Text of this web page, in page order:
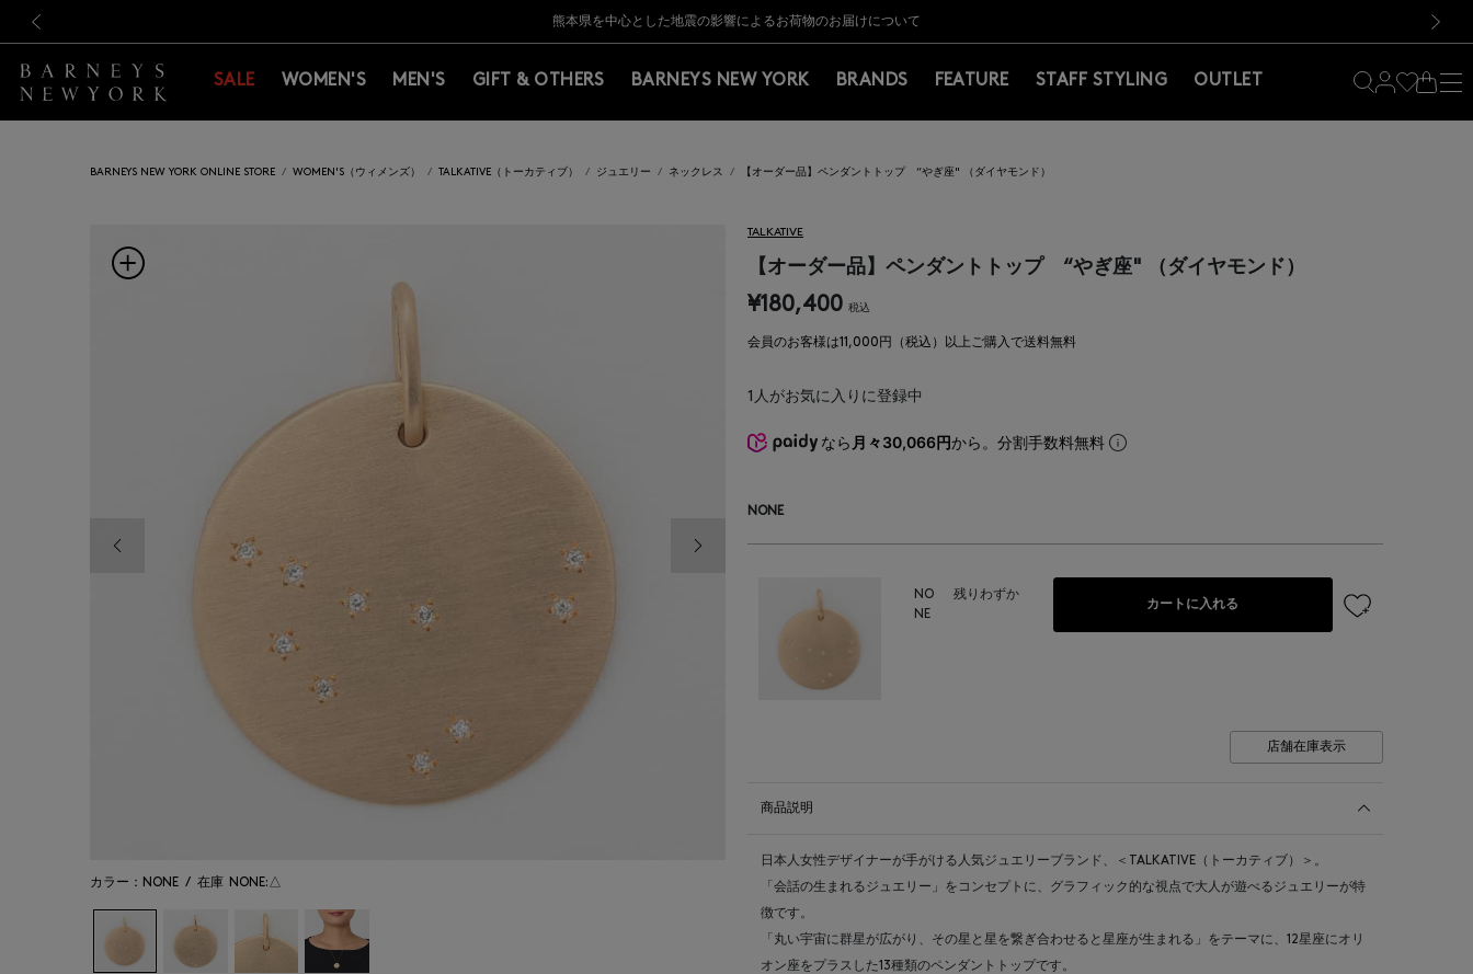
新規登録のお客様も対象！＜MY BARNEYS＞会員のお客様は11,000円（税込）以上のお買上げで常時送料無料！お買い物の際は会員登録を！
【夏季休業に伴う返品・交換承り一時停止のお知らせ】（2026.8.5）
熊本県を中心とした地震の影響によるお荷物のお届けについて
【開催中】SUMMER SALEのご案内・ご注意事項
新規登録のお客様も対象！＜MY BARNEYS＞会員のお客様は11,000円（税込）以上のお買上げで常時送料無料！お買い物の際は会員登録を！
【夏季休業に伴う返品・交換承り一時停止のお知らせ】（2026.8.5）
SALE WOMEN'S MEN'S GIFT & OTHERS BARNEYS NEW YORK BRANDS FEATURE STAFF STYLING OUTLET
BARNEYS NEW YORK ONLINE STORE WOMEN'S（ウィメンズ） TALKATIVE（トーカティブ） ジュエリー ネックレス 【オーダー品】ペンダントトップ “やぎ座" （ダイヤモンド）
カラー：NONE / 在庫 NONE:△
TALKATIVE
【オーダー品】ペンダントトップ “やぎ座" （ダイヤモンド）
¥180,400 税込
会員のお客様は11,000円（税込）以上ご購入で送料無料
1 人がお気に入りに登録中
なら 月々30,066円から。分割手数料無料
NONE
NO
NE
残りわずか
カートに入れる
店舗在庫表示
商品説明
日本人女性デザイナーが手がける人気ジュエリーブランド、＜TALKATIVE（トーカティブ）＞。
「会話の生まれるジュエリー」をコンセプトに、グラフィック的な視点で大人が遊べるジュエリーが特
徴です。
「丸い宇宙に群星が広がり、その星と星を繋ぎ合わせると星座が生まれる」をテーマに、12星座にオリ
オン座をプラスした13種類のペンダントトップです。